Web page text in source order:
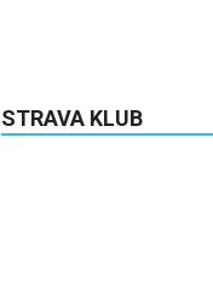
STRAVA KLUB